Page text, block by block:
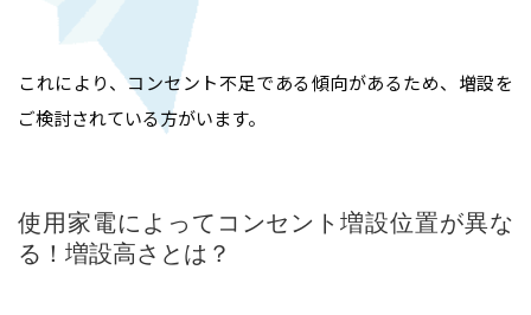
これにより、コンセント不足である傾向があるため、増設を
ご検討されている方がいます。
使用家電によってコンセント増設位置が異な
る！増設高さとは？